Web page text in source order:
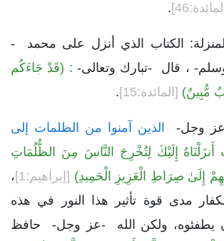
.
الكتاب الذي أنزل على محمد -
، قال -تبارك وتعالى-: (قَدْ جَاءَكُم
مُّبِينٌ) [المائدة:15] .
عز وجل- الذين آمنوا من الظلمات إلى
أَنزَلْنَاهُ إِلَيْكَ لِتُخْرِجَ النَّاسَ مِنَ الظُّلُمَاتِ
إِلَىٰ صِرَاطِ الْعَزِيزِ الْحَمِيدِ) [إبراهيم:1]
،
مدى قوة تأثير هذا النور في هذه
أن يطفئوه، ولكن الله -عز وجل- حافظ